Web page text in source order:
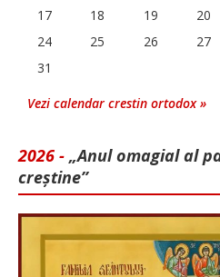
17
18 19 20
24
25 26 27
31
Vezi calendar crestin ortodox »
2026 - „Anul omagial al
creștine”